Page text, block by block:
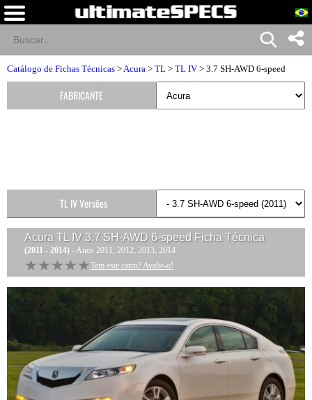
Catálogo de Fichas Técnicas >Acura > TL > TL IV > 3.7 SH-AWD 6-speed
Acura TL IV 3.7 SH-AWD 6-speed Ficha Técnica
(2011 - 2014) - Anos 2011, 2012, 2013, 2014
★★★★★
★★★★★ Tem este carro? Avalie-o!
FABRICANTE
TL IV Versões